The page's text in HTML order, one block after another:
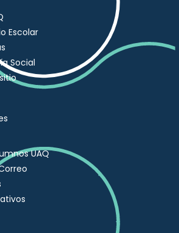
Escolar
Social
UAQ